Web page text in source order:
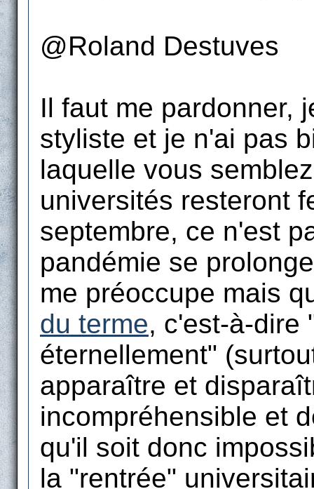
@Roland Destuves
Il faut me pardonner,
styliste et je n'ai pas
laquelle vous
universités resteront
septembre, ce n'est
pandémie se
me préoccupe mais
du terme, c'est-à-dire
éternellement"
apparaître et
incompréhensible et
qu'il soit donc
la "rentrée"